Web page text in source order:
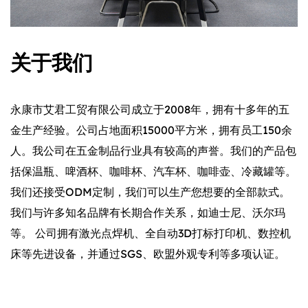
关于我们
永康市艾君工贸有限公司成立于2008年，拥有十多年的五
金生产经验。公司占地面积15000平方米，拥有员工150余
人。我公司在五金制品行业具有较高的声誉。我们的产品包
括保温瓶、啤酒杯、咖啡杯、汽车杯、咖啡壶、冷藏罐等。
我们还接受ODM定制，我们可以生产您想要的全部款式。
我们与许多知名品牌有长期合作关系，如迪士尼、沃尔玛
等。 公司拥有激光点焊机、全自动3D打标打印机、数控机
床等先进设备，并通过SGS、欧盟外观专利等多项认证。